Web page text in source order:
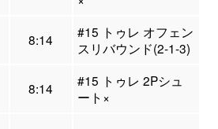
8:14
#15 トゥレ オフェン
スリバウンド(2-1-3)
8:14
#15 トゥレ 2Pシュ
ート×